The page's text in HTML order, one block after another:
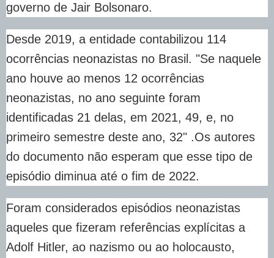
governo de Jair Bolsonaro.
Desde 2019, a entidade contabilizou 114
ocorrências neonazistas no Brasil. "Se naquele
ano houve ao menos 12 ocorrências
neonazistas, no ano seguinte foram
identificadas 21 delas, em 2021, 49, e, no
primeiro semestre deste ano, 32" .Os autores
do documento não esperam que esse tipo de
episódio diminua até o fim de 2022.
Foram considerados episódios neonazistas
aqueles que fizeram referências explícitas a
Adolf Hitler, ao nazismo ou ao holocausto,